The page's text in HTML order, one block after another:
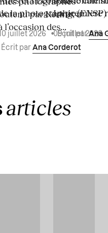
par Kering, a
des...
Écrit par Ana Corderot
la photographie (ENSP)
juillet 2026 •Écrit parAna
La première
09 juillet 2026
articles